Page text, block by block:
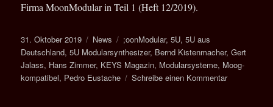
Firma MoonModular in Teil 1 (Heft 12/2019).
Veröffentlicht
am
31. Oktober 2019 Kategorien
News Schlagwörter
;oonModular,5U,5U aus
Deutschland,5U Modularsynthesizer, Bernd Kistenmacher,Gert
Jalass, Hans Zimmer, KEYS Magazin, Modularsysteme, Moog-
kompatibel, Pedro Eustache Schreibe einen Kommentarzu